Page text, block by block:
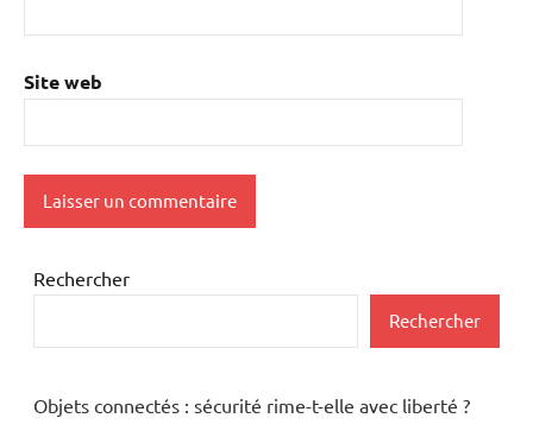
Site web
Rechercher
Rechercher
Objets connectés : sécurité rime-t-elle avec liberté ?